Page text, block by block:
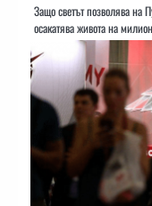
Защо светът позволява на
осакатява живота на